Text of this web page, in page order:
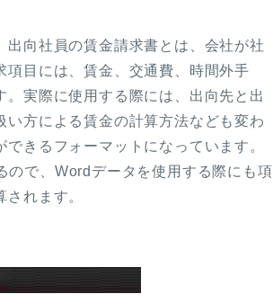
向社員の賃金請求書とは、会社が社
項目には、賃金、交通費、時間外手
実際に使用する際には、出向先と出
方による賃金の計算方法なども変わ
きるフォーマットになっています。
ので、Wordデータを使用する際にも項
れます。